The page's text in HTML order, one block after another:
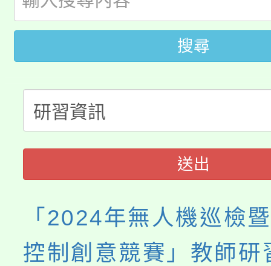
版
代理(課)教師甄選結果(
「2026金融保險知識
車」活動
桃園市115學年度學生
生本土語及新住民語歌
公告本校115學年度第
代理(課)教師甄選結果(
公告本校115學年度第
代理(課)教師甄選結果(
轉知中國文化大學推廣
《TA101》溝通分析基
程，歡迎學生輔導中心
心理、諮商輔導、社會
搜尋
送出
「2024年無人機巡檢
控制創意競賽」教師研